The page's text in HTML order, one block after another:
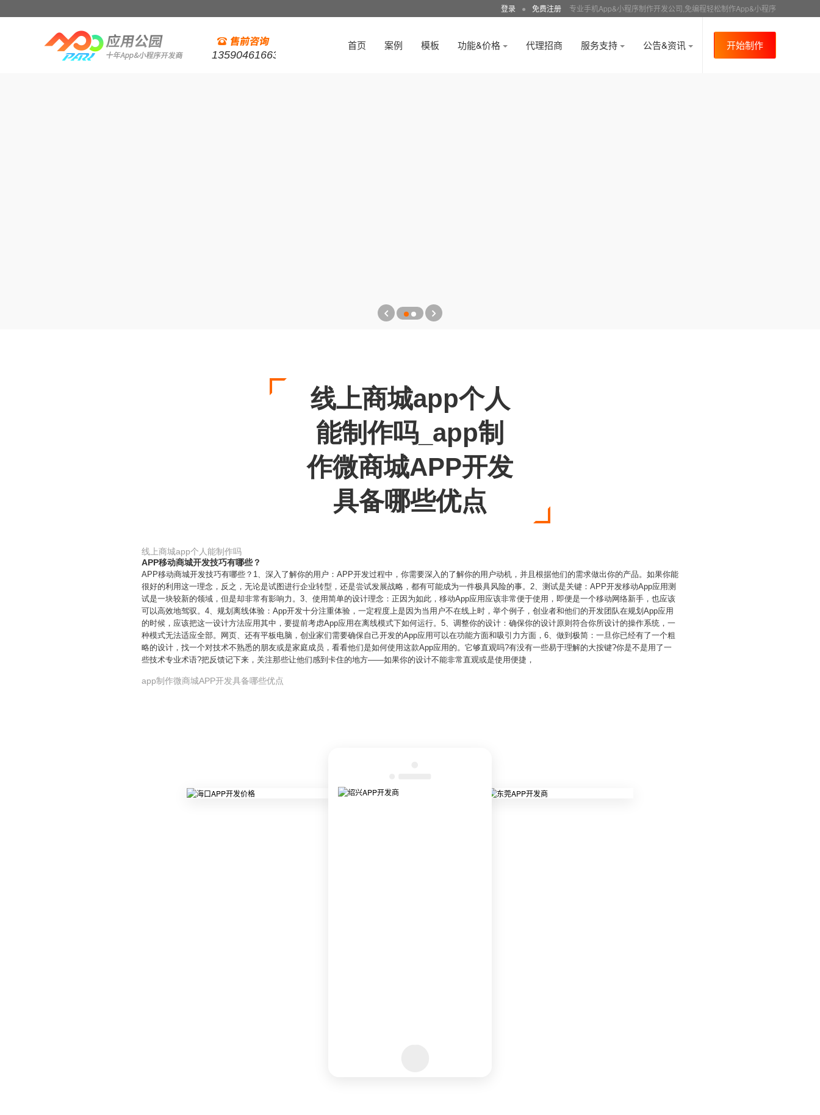
登录 ● 免费注册 专业手机App&小程序制作开发公司,免编程轻松制作App&小程序
13590461663
首页 案例 模板 功能&价格 代理招商 服务支持 公告&资讯 开始制作
线上商城app个人
能制作吗_app制
作微商城APP开发
具备哪些优点
线上商城app个人能制作吗
APP移动商城开发技巧有哪些？
APP移动商城开发技巧有哪些？1、深入了解你的用户：APP开发过程中，你需要深入的了解你的用户动机，并且根据他们的需求做出你的产品。如果你能
很好的利用这一理念，反之，无论是试图进行企业转型，还是尝试发展战略，都有可能成为一件极具风险的事。2、测试是关键：APP开发移动App应用测
试是一块较新的领域，但是却非常有影响力。3、使用简单的设计理念：正因为如此，移动App应用应该非常便于使用，即便是一个移动网络新手，也应该
可以高效地驾驭。4、规划离线体验：App开发十分注重体验，一定程度上是因为当用户不在线上时，举个例子，创业者和他们的开发团队在规划App应用
的时候，应该把这一设计方法应用其中，要提前考虑App应用在离线模式下如何运行。5、调整你的设计：确保你的设计原则符合你所设计的操作系统，一
种模式无法适应全部。网页、还有平板电脑，创业家们需要确保自己开发的App应用可以在功能方面和吸引力方面，6、做到极简：一旦你已经有了一个粗
略的设计，找一个对技术不熟悉的朋友或是家庭成员，看看他们是如何使用这款App应用的。它够直观吗?有没有一些易于理解的大按键?你是不是用了一
些技术专业术语?把反馈记下来，关注那些让他们感到卡住的地方——如果你的设计不能非常直观或是使用便捷，
app制作微商城APP开发具备哪些优点